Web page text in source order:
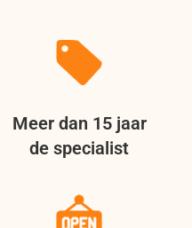
Meer dan 15 jaar
de specialist